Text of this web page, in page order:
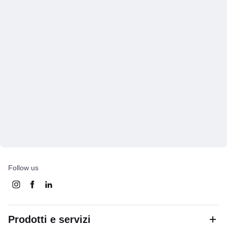
Follow us
Prodotti e servizi